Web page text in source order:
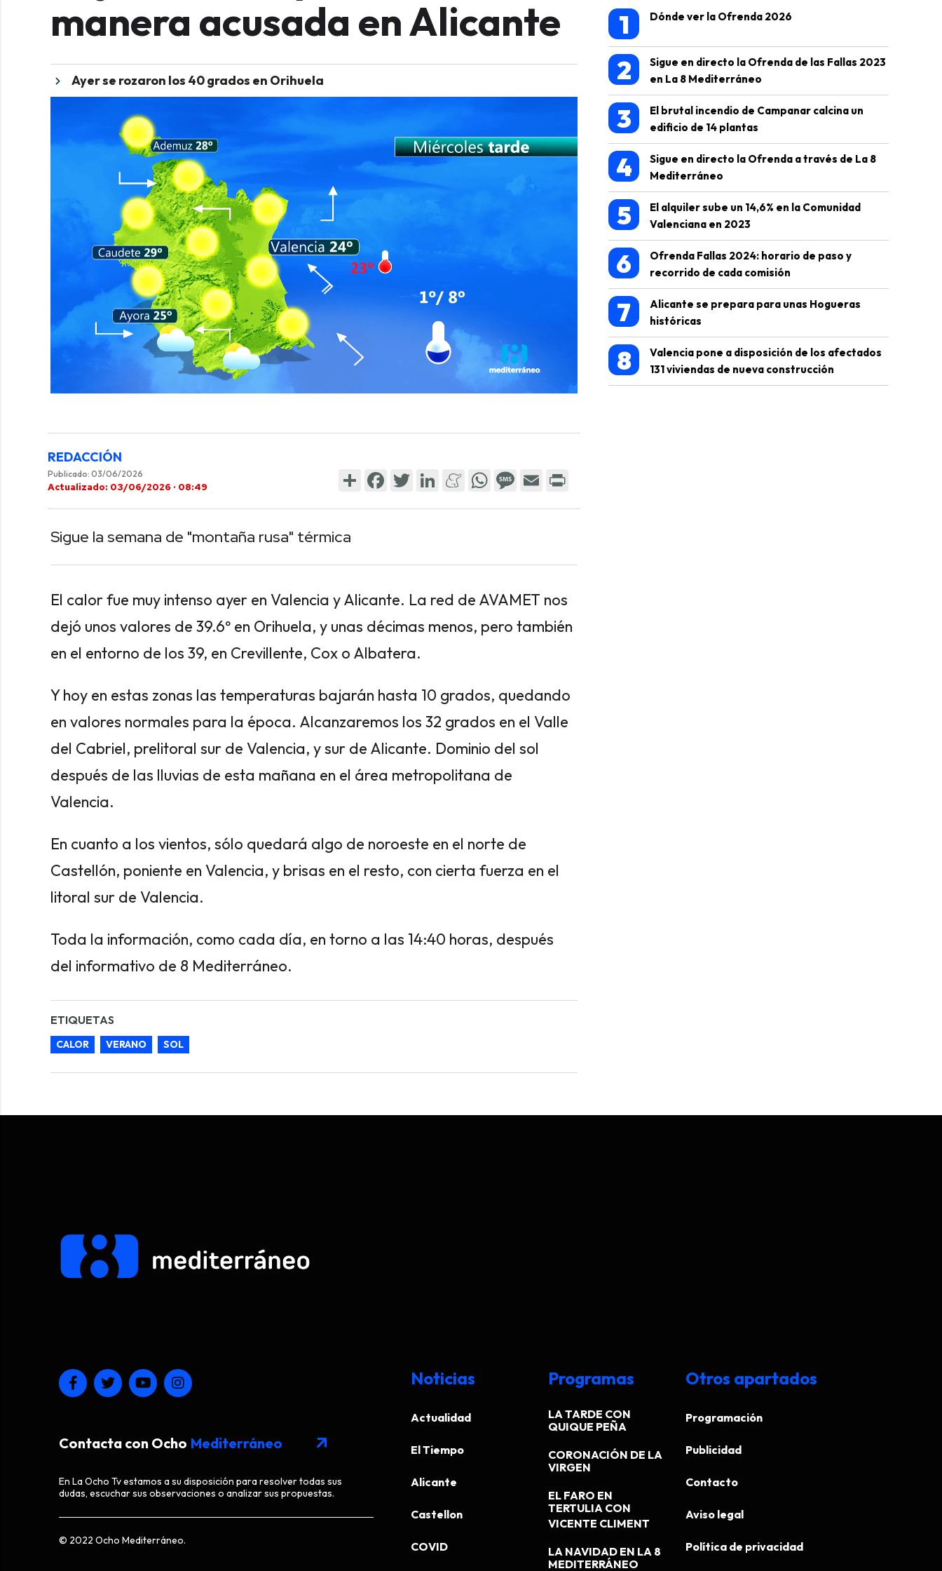
manera acusada en Alicante
Ayer se rozaron los 40 grados en Orihuela
0
secondsVolume
REDACCIÓN
Publicado: 03/06/2026
Actualizado: 03/06/2026 · 08:49
ShareFacebook
TwitterLinkedInMeneame
WhatsApp
Message
Email
Sigue la semana de "montaña rusa" térmica
El calor fue muy intenso ayer en Valencia y Alicante. La red de AVAMET nos
dejó unos valores de 39.6º en Orihuela, y unas décimas menos, pero también
en el entorno de los 39, en Crevillente, Cox o Albatera.
Y hoy en estas zonas las temperaturas bajarán hasta 10 grados, quedando
en valores normales para la época. Alcanzaremos los 32 grados en el Valle
del Cabriel, prelitoral sur de Valencia, y sur de Alicante. Dominio del sol
después de las lluvias de esta mañana en el área metropolitana de
Valencia.
En cuanto a los vientos, sólo quedará algo de noroeste en el norte de
Castellón, poniente en Valencia, y brisas en el resto, con cierta fuerza en el
litoral sur de Valencia.
Toda la información, como cada día, en torno a las 14:40 horas, después
del informativo de 8 Mediterráneo.
ETIQUETAS
CALOR VERANO SOL
1 Dónde ver la Ofrenda 2026
2
Sigue en directo la Ofrenda de las Fallas 2023
en La 8 Mediterráneo
3
El brutal incendio de Campanar calcina un
edificio de 14 plantas
4
Sigue en directo la Ofrenda a través de La 8
Mediterráneo
5
El alquiler sube un 14,6% en la Comunidad
Valenciana en 2023
6
Ofrenda Fallas 2024: horario de paso y
recorrido de cada comisión
7
Alicante se prepara para unas Hogueras
históricas
8
Valencia pone a disposición de los afectados
131 viviendas de nueva construcción
Contacta con Ocho Mediterráneo arrow_outward
En La Ocho Tv estamos a su disposición para resolver todas sus
dudas, escuchar sus observaciones o analizar sus propuestas.
© 2022 Ocho Mediterráneo.
Noticias
Actualidad
El Tiempo
Alicante
Castellon
COVID
Programas
LA TARDE CON
QUIQUE PEÑA
CORONACIÓN DE LA
VIRGEN
EL FARO EN
TERTULIA CON
VICENTE CLIMENT
LA NAVIDAD EN LA 8
MEDITERRÁNEO
Otros apartados
Programación
Publicidad
Contacto
Aviso legal
Política de privacidad